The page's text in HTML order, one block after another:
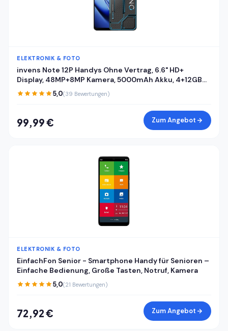
ELEKTRONIK & FOTO
invens Note 12P Handys Ohne Vertrag, 6.6" HD+
Display, 48MP+8MP Kamera, 5000mAh Akku, 4+12GB
RAM 128GB ROM, Android 15 günstiges Smartphone,
Dual SIM Handy + TF, Face ID/Fingerabdruck, Cyberblau
5,0(39 Bewertungen)
99,99 € Zum Angebot
ELEKTRONIK & FOTO
EinfachFon Senior - Smartphone Handy für Senioren –
Einfache Bedienung, Große Tasten, Notruf, Kamera
5,0(21 Bewertungen)
72,92 € Zum Angebot